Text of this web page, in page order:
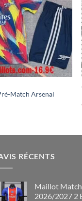
Match Arsenal
RÉCENTS
Maillot
2026/2027 2